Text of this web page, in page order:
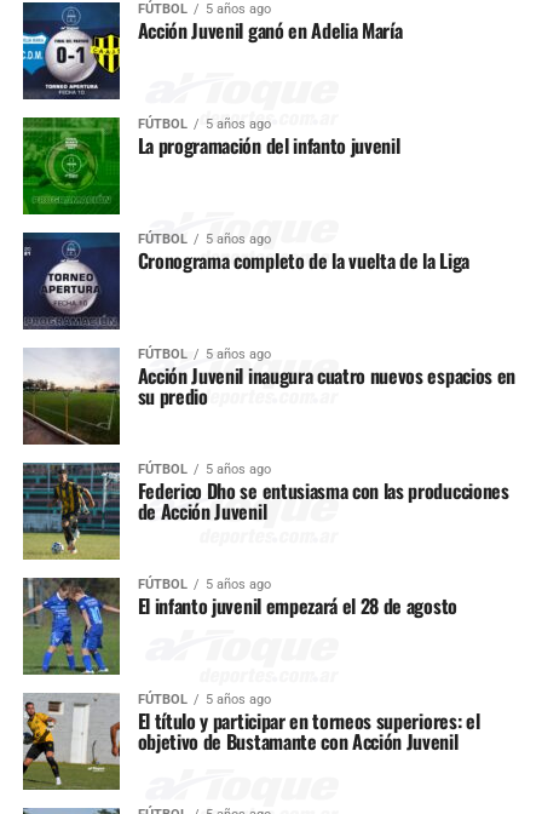
FÚTBOL 5 años ago
Acción Juvenil ganó en Adelia María
FÚTBOL 5 años ago
La programación del infanto juvenil
FÚTBOL 5 años ago
Cronograma completo de la vuelta de la Liga
FÚTBOL 5 años ago
Acción Juvenil inaugura cuatro nuevos espacios en
su predio
FÚTBOL 5 años ago
Federico Dho se entusiasma con las producciones
de Acción Juvenil
FÚTBOL 5 años ago
El infanto juvenil empezará el 28 de agosto
FÚTBOL 5 años ago
El título y participar en torneos superiores: el
objetivo de Bustamante con Acción Juvenil